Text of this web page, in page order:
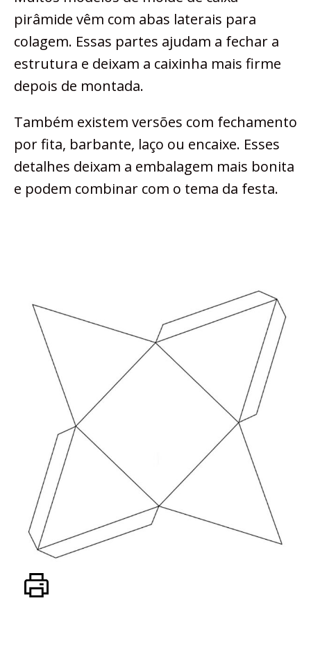
pirâmide vêm com abas laterais para
colagem. Essas partes ajudam a fechar a
estrutura e deixam a caixinha mais firme
depois de montada.
Também existem versões com fechamento
por fita, barbante, laço ou encaixe. Esses
detalhes deixam a embalagem mais bonita
e podem combinar com o tema da festa.